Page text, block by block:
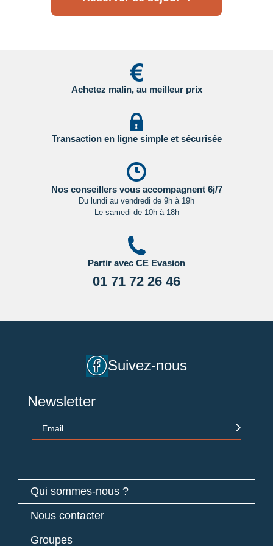
- Etats Unis : sur le site du Service Public en
- Canada : sur le site du gouvernement canadien en
Cliquant ici.
Pour les passagers binationaux ou de nationalité étrangère
il est préférable de vous rapprocher du consulat ou de
l’ambassade du pays de destination et de transit.
Les formalités administratives et sanitaires étant
départ, nous vous recommandons vivement de consulter
régulièrement le site du ministère des affaires étrangères en
Achetez malin, au meilleur prix
Transaction en ligne simple et sécurisée
Nos conseillers vous accompagnent 6j/7
Du lundi au vendredi de 9h à 19h
Le samedi de 10h à 18h
Partir avec CE Evasion
01 71 72 26 46
Suivez-nous
Newsletter
Email
Qui sommes-nous ?
Nous contacter
Groupes